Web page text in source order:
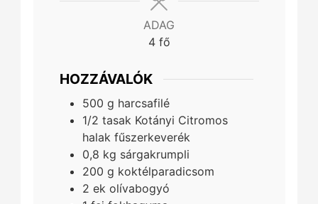
ADAG
4 fő
HOZZÁVALÓK
500 g harcsafilé
1/2 tasak Kotányi Citromos
halak fűszerkeverék
0,8 kg sárgakrumpli
200 g koktélparadicsom
2 ek olívabogyó